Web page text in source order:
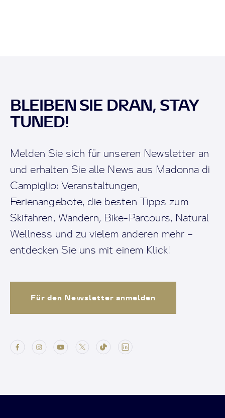
BLEIBEN SIE DRAN, STAY
TUNED!
Melden Sie sich für unseren Newsletter an
und erhalten Sie alle News aus Madonna di
Campiglio: Veranstaltungen,
Ferienangebote, die besten Tipps zum
Skifahren, Wandern, Bike-Parcours, Natural
Wellness und zu vielem anderen mehr –
entdecken Sie uns mit einem Klick!
Für den Newsletter anmelden